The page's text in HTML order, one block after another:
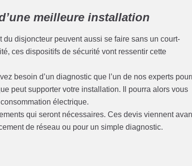
meilleure installation
du disjoncteur peuvent aussi se faire sans un court-
ces dispositifs de sécurité vont ressentir cette
besoin d’un diagnostic que l’un de nos experts
peut supporter votre installation. Il pourra alors vous
électrique.
qui seront nécessaires. Ces devis viennent
de réseau ou pour un simple diagnostic.